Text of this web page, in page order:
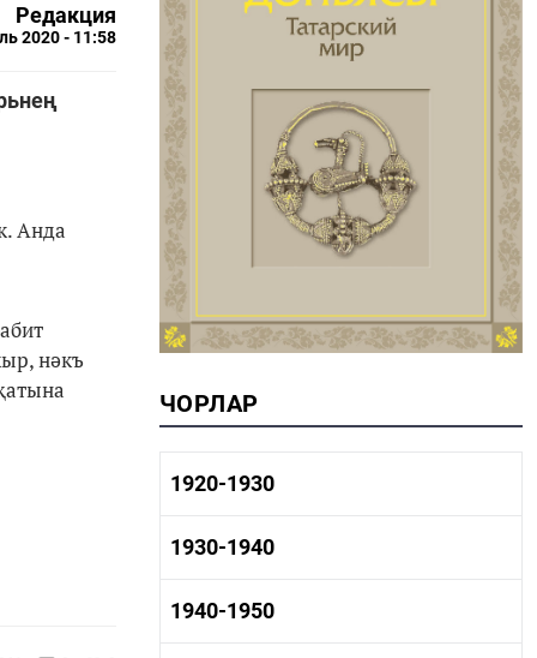
Редакция
2020 - 11:58
Анда
нәкъ
ЧОРЛАР
1920-1930
1920-1930 тарих
1920-1930 мәдәният
1930-1940
1930-1940 тарих
1930-1940 мәдәният
1940-1950